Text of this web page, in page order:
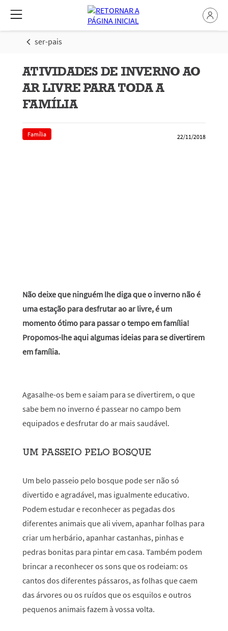
ser-pais
ATIVIDADES DE INVERNO AO
AR LIVRE PARA TODA A
FAMÍLIA
Família 22/11/2018
Não deixe que ninguém lhe diga que o inverno não é
uma estação para desfrutar ao ar livre, é um
momento ótimo para passar o tempo em família!
Propomos-lhe aqui algumas ideias para se divertirem
em família.
Agasalhe-os bem e saiam para se divertirem, o que
sabe bem no inverno é passear no campo bem
equipados e desfrutar do ar mais saudável.
UM PASSEIO PELO BOSQUE
Um belo passeio pelo bosque pode ser não só
divertido e agradável, mas igualmente educativo.
Podem estudar e reconhecer as pegadas dos
diferentes animais que ali vivem, apanhar folhas para
criar um herbário, apanhar castanhas, pinhas e
pedras bonitas para pintar em casa. Também podem
brincar a reconhecer os sons que os rodeiam: os
cantos dos diferentes pássaros, as folhas que caem
das árvores ou os ruídos que os esquilos e outros
pequenos animais fazem à vossa volta.